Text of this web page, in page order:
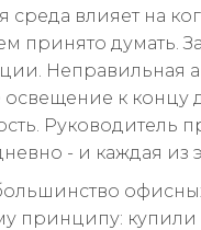
среда влияет на
принято думать.
Неправильная
освещение к
Руководитель
- и каждая из
принципу: купили